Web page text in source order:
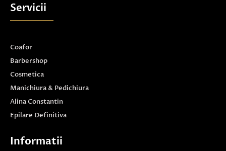
Servicii
Coafor
Barbershop
Cosmetica
Manichiura & Pedichiura
Alina Constantin
Epilare Definitiva
Informatii